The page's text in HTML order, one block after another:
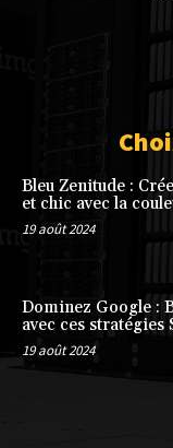
Bleu Zenitude :
et chic avec la
19 août 2024
Dominez Google :
avec ces stratégies
19 août 2024